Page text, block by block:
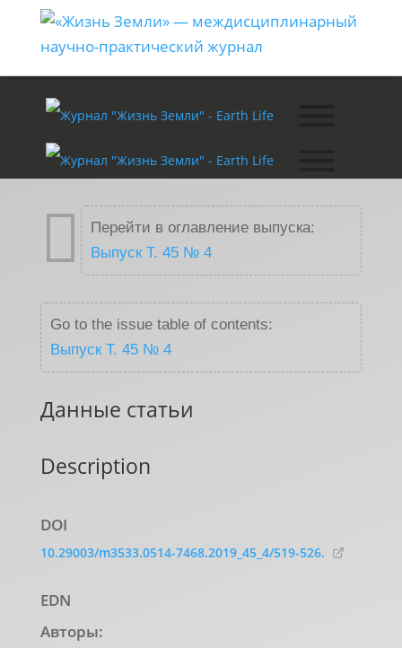

Перейти в оглавление выпуска:
Выпуск T. 45 № 4
Go to the issue table of contents:
Выпуск T. 45 № 4
Данные статьи
Description
DOI
10.29003/m3533.0514-7468.2019_45_4/519-526.
EDN
Авторы: